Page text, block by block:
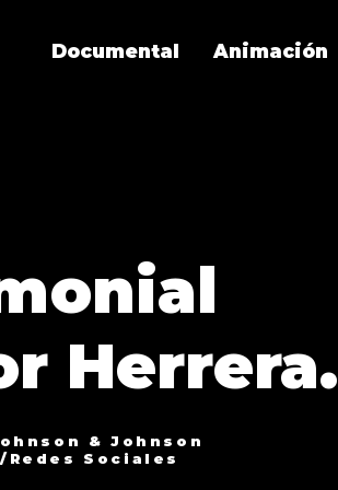
Documental Animación
Herrera.
& Johnson
Sociales